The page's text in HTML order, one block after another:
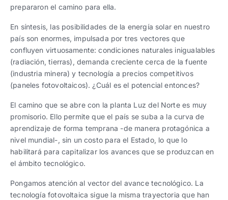
prepararon el camino para ella.
En síntesis, las posibilidades de la energía solar en nuestro
país son enormes, impulsada por tres vectores que
confluyen virtuosamente: condiciones naturales inigualables
(radiación, tierras), demanda creciente cerca de la fuente
(industria minera) y tecnología a precios competitivos
(paneles fotovoltaicos). ¿Cuál es el potencial entonces?
El camino que se abre con la planta Luz del Norte es muy
promisorio. Ello permite que el país se suba a la curva de
aprendizaje de forma temprana -de manera protagónica a
nivel mundial-, sin un costo para el Estado, lo que lo
habilitará para capitalizar los avances que se produzcan en
el ámbito tecnológico.
Pongamos atención al vector del avance tecnológico. La
tecnología fotovoltaica sigue la misma trayectoria que han